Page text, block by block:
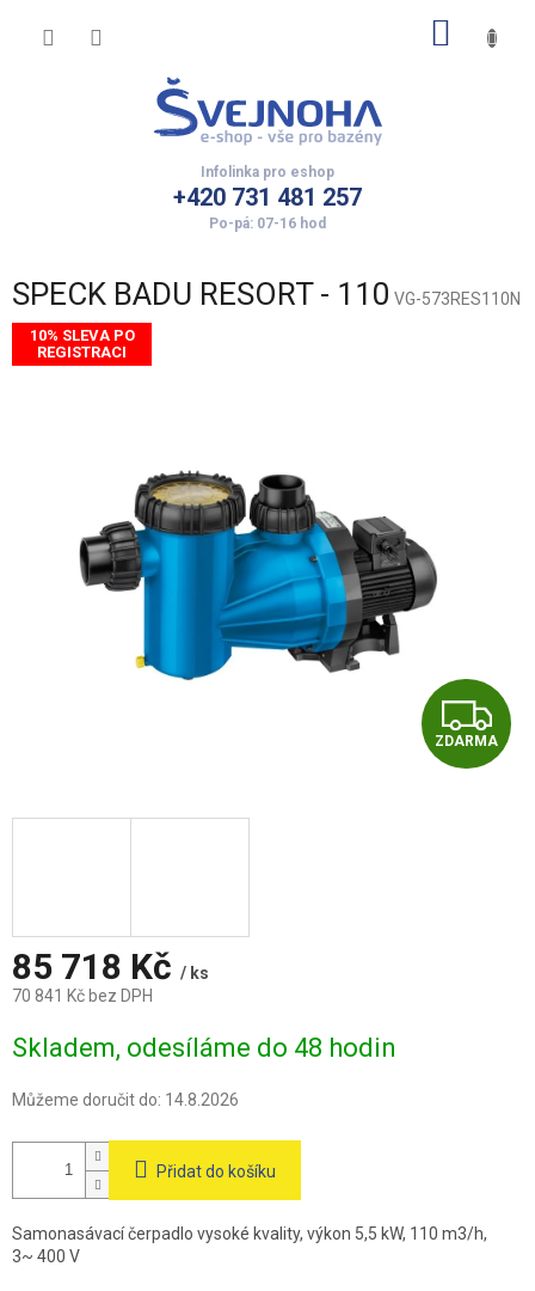
+420 731 481 257
SPECK BADU RESORT - 110 VG-573RES110N
10% SLEVA PO
REGISTRACI
Z
D
ZDARMA
85 718 Kč / ks
70 841 Kč bez DPH
cena:
Skladem, odesíláme do 48 hodin
Můžeme doručit do: 14.8.2026
Přidat do košíku
Samonasávací čerpadlo vysoké kvality, výkon 5,5 kW, 110 m3/h,
3~ 400 V